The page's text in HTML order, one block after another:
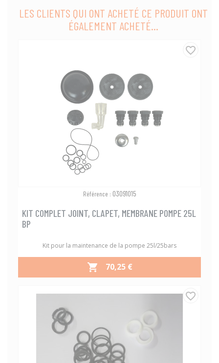
LES CLIENTS QUI ONT ACHETÉ CE PRODUIT ONT
ÉGALEMENT ACHETÉ...
Référence : 03091015
KIT COMPLET JOINT, CLAPET, MEMBRANE POMPE 25L
BP
Kit pour la maintenance de la pompe 25l/25bars
 PRIX
70,25 €
favorite_border
favorite_border